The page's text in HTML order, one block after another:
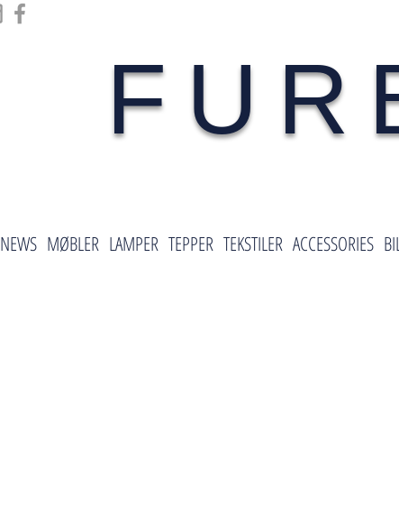
NEWS MØBLER LAMPER TEPPER TEKSTILER ACCESSORIES